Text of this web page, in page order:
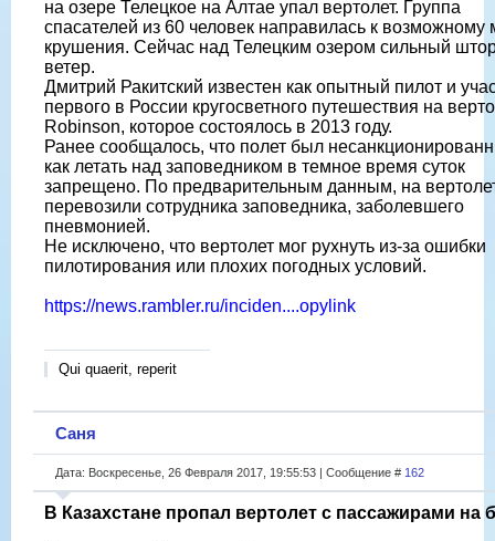
на озере Телецкое на Алтае упал вертолет. Группа
спасателей из 60 человек направилась к возможному
крушения. Сейчас над Телецким озером сильный
ветер.
Дмитрий Ракитский известен как опытный пилот и
первого в России кругосветного путешествия на
Robinson, которое состоялось в 2013 году.
Ранее сообщалось, что полет был
как летать над заповедником в темное время суток
запрещено. По предварительным данным, на
перевозили сотрудника заповедника, заболевшего
пневмонией.
Не исключено, что вертолет мог рухнуть из-за ошибки
пилотирования или плохих погодных условий.
https://news.rambler.ru/inciden....opylink
Qui quaerit, reperit
Саня
Дата: Воскресенье, 26 Февраля 2017, 19:55:53 | Сообщение # 162
В Казахстане пропал вертолет с пассажирами на